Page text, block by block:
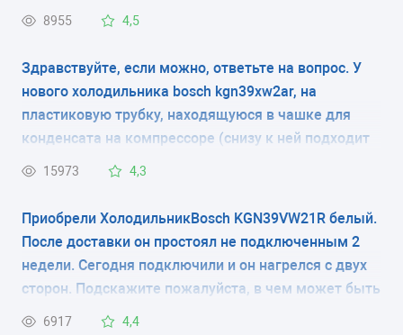
1
РАЗМОРАЖИВАНИЕ МОРОЗИЛЬНОЙ КАМЕРЫ
ручное
РАЗМОРАЖИВАНИЕ ХОЛОДИЛЬНОЙ КАМЕРЫ
капельная система
ЭНЕРГОПОТРЕБЛЕНИЕ
класс A+ (304 кВтч/год)
ЦВЕТ
контакта изделия с трубами, мебелью и т.д. За
(видны какие-то углубления). Это защита
радиатора при транспортировке или что-то типа
задней стенки? Нужно ли снимать эту пленку?
8955 4,5
Здравствуйте, если можно, ответьте на вопрос. У
нового холодильника bosch kgn39xw2ar, на
пластиковую трубку, находящуюся в чашке для
конденсата на компрессоре (снизу к ней подходит
гофрированная трубка), закреплена резиновым
фото).Что это, транспортировочный фильтр и его
надо снять при запуске холодильника или эту
плёнку снимать не нужно? В магазине продавцы
вразумительный ответ дать не смогли, в
комментариев.
15973 4,3
Приобрели ХолодильникBosch KGN39VW21R белый.
После доставки он простоял не подключенным 2
недели. Сегодня подключили и он нагрелся с двух
сторон. Подскажите пожалуйста, в чем может быть
причина?
6917 4,4